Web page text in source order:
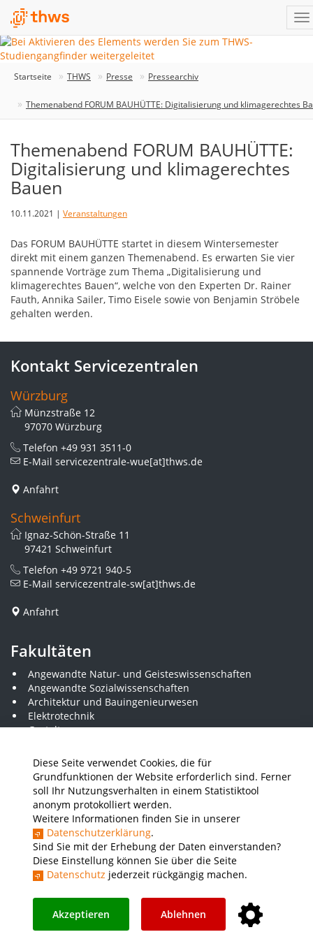
Diese Seite verwendet Cookies, die für
Grundfunktionen der Website erforderlich sind. Ferner
soll Ihr Nutzungsverhalten in einem Statistiktool
anonym protokolliert werden.
Weitere Informationen finden Sie in unserer
Datenschutzerklärung.
Sind Sie mit der Erhebung der Daten einverstanden?
Diese Einstellung können Sie über die Seite
Datenschutz jederzeit rückgängig machen.
Akzeptieren Ablehnen
Startseite THWS Presse Pressearchiv
Themenabend FORUM BAUHÜTTE: Digitalisierung und klimagerechtes
Themenabend FORUM BAUHÜTTE:
Digitalisierung und klimagerechtes
Bauen
10.11.2021 | Veranstaltungen
Das FORUM BAUHÜTTE startet in diesem Wintersemester
direkt mit einem ganzen Themenabend. Es erwarten Sie vier
spannende Vorträge zum Thema „Digitalisierung und
klimagerechtes Bauen“, welche von den Experten Dr. Rainer
Fauth, Annika Sailer, Timo Eisele sowie von Benjamin Ströbele
gehalten werden.
Kontakt Servicezentralen
Würzburg
Münzstraße 12
97070 Würzburg
Telefon +49 931 3511-0
E-Mail servicezentrale-wue[at]thws.de
Anfahrt
Schweinfurt
Ignaz-Schön-Straße 11
97421 Schweinfurt
Telefon +49 9721 940-5
E-Mail servicezentrale-sw[at]thws.de
Anfahrt
Fakultäten
Angewandte Natur- und Geisteswissenschaften
Angewandte Sozialwissenschaften
Architektur und Bauingenieurwesen
Elektrotechnik
Gestaltung
Kunststofftechnik und Vermessung
Maschinenbau
THWS Business School
Wirtschaftsingenieurwesen
Presse Stellenausschreibungen Intranet THWS Store
Instagram YouTube LinkedIn
Impressum Barrierefreiheit Datenschutz